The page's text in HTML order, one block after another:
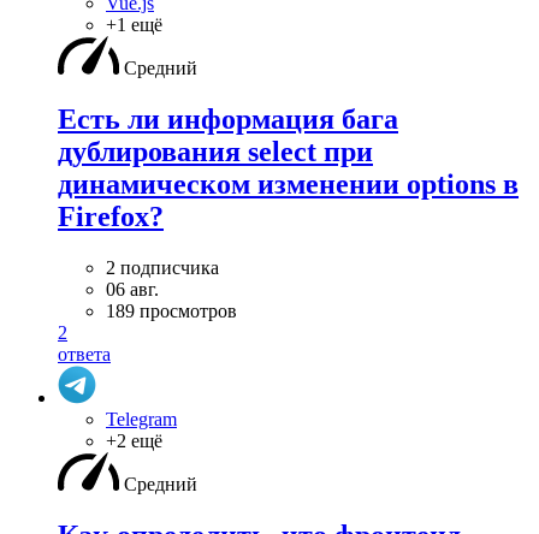
+1 ещё
Средний
Есть ли информация бага
дублирования select при
динамическом изменении options в
Firefox?
2 подписчика
06 авг.
189 просмотров
2
ответа
Telegram
+2 ещё
Средний